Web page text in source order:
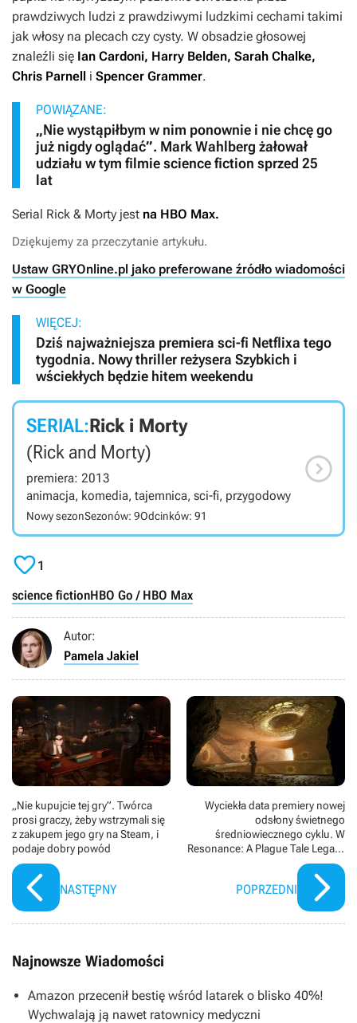
prawdziwych ludzi z prawdziwymi ludzkimi cechami takimi
jak włosy na plecach czy cysty. W obsadzie głosowej
znaleźli się Ian Cardoni, Harry Belden, Sarah Chalke,
Chris Parnell i Spencer Grammer.
POWIĄZANE:
„Nie wystąpiłbym w nim ponownie i nie chcę go
już nigdy oglądać”. Mark Wahlberg żałował
udziału w tym filmie science fiction sprzed 25
lat
Serial Rick & Morty jest na HBO Max.
Dziękujemy za przeczytanie artykułu.
Ustaw GRYOnline.pl jako preferowane źródło wiadomości
w Google
WIĘCEJ:
Dziś najważniejsza premiera sci-fi Netflixa tego
tygodnia. Nowy thriller reżysera Szybkich i
wściekłych będzie hitem weekendu
SERIAL:Rick i Morty
(Rick and Morty)
premiera: 2013
animacja, komedia, tajemnica, sci-fi, przygodowy
Nowy sezonSezonów: 9Odcinków: 91

1
science fictionHBO Go / HBO Max
Autor:
Pamela Jakiel
„Nie kupujcie tej gry”. Twórca
prosi graczy, żeby wstrzymali się
z zakupem jego gry na Steam, i
podaje dobry powód
NASTĘPNY
Wyciekła data premiery nowej
odsłony świetnego
średniowiecznego cyklu. W
Resonance: A Plague Tale Legacy
mamy zagrać całkiem niedługo
POPRZEDNI
Najnowsze Wiadomości
Amazon przecenił bestię wśród latarek o blisko 40%!
Wychwalają ją nawet ratownicy medyczni